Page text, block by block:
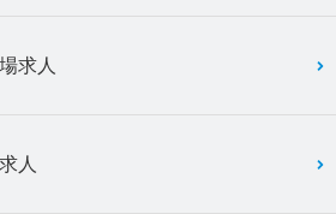
求人
人